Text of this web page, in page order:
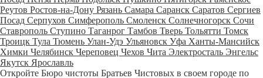
Реутов Ростов-на-Дону Рязань Самара Саранск Саратов Сергиев
Посад Серпухов Симферополь Смоленск Солнечногорск Сочи
Ставрополь Ступино Таганрог Тамбов Тверь Тольятти Томск
Троицк Тула Тюмень Улан-Удэ Ульяновск Уфа Ханты-Мансийск
Химки Челябинск Череповец Чехов Чита Электросталь Энгельс
Якутск Ярославль
Откройте Бюро чистоты Братьев Чистовых в своем городе по